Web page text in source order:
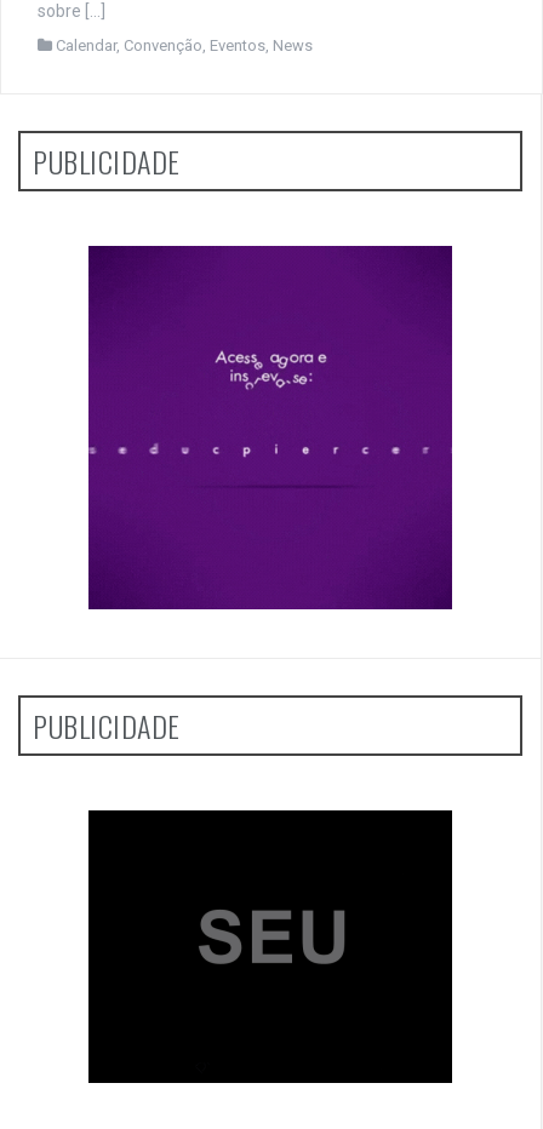
sobre […]
Calendar, Convenção, Eventos, News
PUBLICIDADE
PUBLICIDADE